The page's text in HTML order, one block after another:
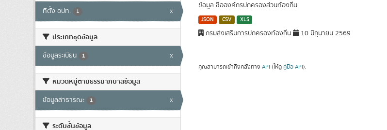
ที่ตั้ง อปท. 1 x
ประเภทชุดข้อมูล
ข้อมูลระเบียน 1 x
หมวดหมู่ตามธรรมาภิบาลข้อมูล
ข้อมูลสาธารณะ 1 x
ระดับชั้นข้อมูล
ข้อมูล ชื่อองค์กรปกครองส่วนท้องถิ่น
JSON CSV XLS
กรมส่งเสริมการปกครองท้องถิ่น 10 มิถุนายน 2569
คุณสามารถเข้าถึงคลังทาง API (ให้ดู คู่มือ API).